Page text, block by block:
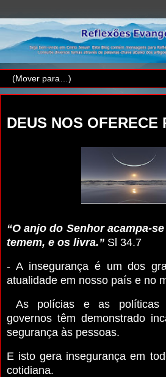
DEUS NOS OFERECE
“O anjo do Senhor acampa-
temem, e os livra.” Sl 34.7
- A insegurança é um dos
atualidade em nosso país e no
As polícias e as políticas
governos têm demonstrado
segurança às pessoas.
E isto gera insegurança em
cotidiana.